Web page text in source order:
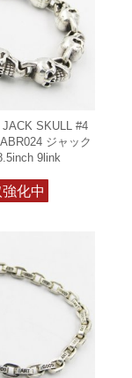
SKULL #4
ジャック
9link
化中